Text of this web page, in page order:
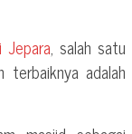
, salah satu
terbaiknya adalah